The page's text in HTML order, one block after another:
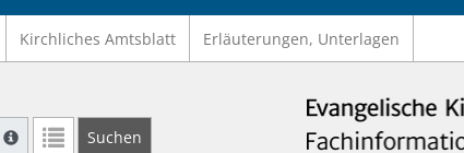
Kirchliches Amtsblatt Erläuterungen, Unterlagen
Suche mit Platzhalter "*", Bsp. Pfarrer*, findet auch:
Suchen